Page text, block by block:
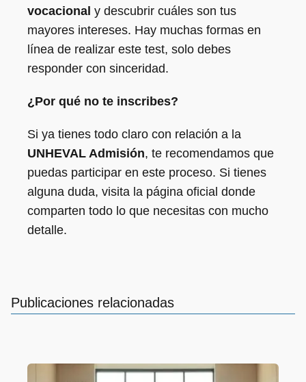
vocacional y descubrir cuáles son tus
mayores intereses. Hay muchas formas en
línea de realizar este test, solo debes
responder con sinceridad.
¿Por qué no te inscribes?
Si ya tienes todo claro con relación a la
UNHEVAL Admisión, te recomendamos que
puedas participar en este proceso. Si tienes
alguna duda, visita la página oficial donde
comparten todo lo que necesitas con mucho
detalle.
Publicaciones relacionadas